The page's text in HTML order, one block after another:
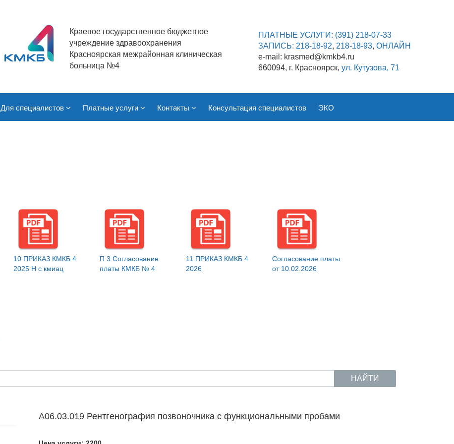
Краевое государственное бюджетное
учреждение здравоохранения
Красноярская межрайонная клиническая
больница №4
ПЛАТНЫЕ УСЛУГИ: (391) 218-07-33
ЗАПИСЬ: 218-18-92, 218-18-93, ОНЛАЙН
e-mail: krasmed@kmkb4.ru
660094, г. Красноярск, ул. Кутузова, 71
Для специалистов Платные услуги Контакты Консультация специалистов ЭКО
10 ПРИКАЗ КМКБ 4
2025 Н с кмиац
П 3 Согласование
платы КМКБ № 4
11 ПРИКАЗ КМКБ 4
2026
Согласование платы
от 10.02.2026
НАЙТИ
А06.03.019 Рентгенография позвоночника с функциональными пробами